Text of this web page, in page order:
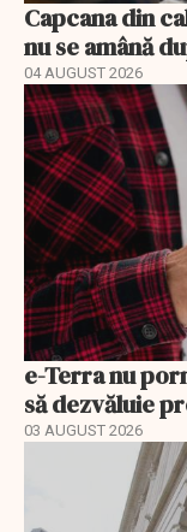
Capcana din
nu se amână
04 AUGUST 2026
e-Terra nu
să dezvăluie
03 AUGUST 2026